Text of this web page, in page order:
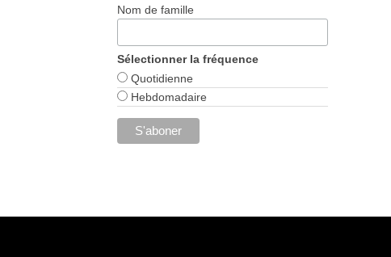
Nom de famille
Sélectionner la fréquence
Quotidienne
Hebdomadaire